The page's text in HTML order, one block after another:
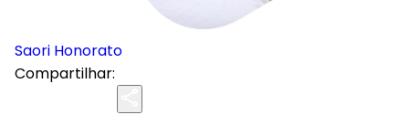
Saori Honorato
Compartilhar: